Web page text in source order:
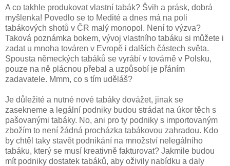
A co takhle produkovat vlastní tabák? Švih a prásk, dobrá
myšlenka! Povedlo se to Medité a dnes má na poli
tabákových shotů v ČR malý monopol. Není to výzva?
Taková poznámka bokem, vývoj vlastního tabáku si můžete i
zadat u mnoha továren v Evropě i dalších částech světa.
Spousta německých tabáků se vyrábí v továrně v Polsku,
pouze na ně plácnou přebal a uzpůsobí je přáním
zadavatele. Mmm, co s tím uděláš?
Je důležité a nutné nové tabáky dovážet, jinak se
zasekneme a legální podniky budou strádat na úkor těch s
pašovanými tabáky. No, ani pro ty podniky s importovaným
zbožím to není žádná procházka tabákovou zahradou. Kdo
by chtěl taky stavět podnikání na množství nelegálního
tabáku, který se musí kreativně fakturovat? Jakmile budou
mít podniky dostatek tabáků, aby oživily nabídku a daly